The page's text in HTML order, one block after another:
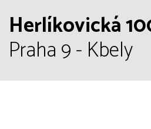
Herlíkovická
Praha 9 - Kbely